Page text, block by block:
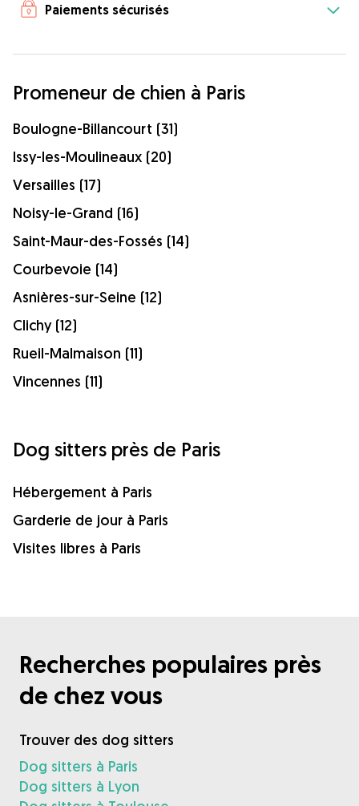
Paiements sécurisés
Promeneur de chien à Paris
Boulogne-Billancourt (31)
Issy-les-Moulineaux (20)
Versailles (17)
Noisy-le-Grand (16)
Saint-Maur-des-Fossés (14)
Courbevoie (14)
Asnières-sur-Seine (12)
Clichy (12)
Rueil-Malmaison (11)
Vincennes (11)
Dog sitters près de Paris
Hébergement à Paris
Garderie de jour à Paris
Visites libres à Paris
Recherches populaires près
de chez vous
Trouver des dog sitters
Dog sitters à Paris
Dog sitters à Lyon